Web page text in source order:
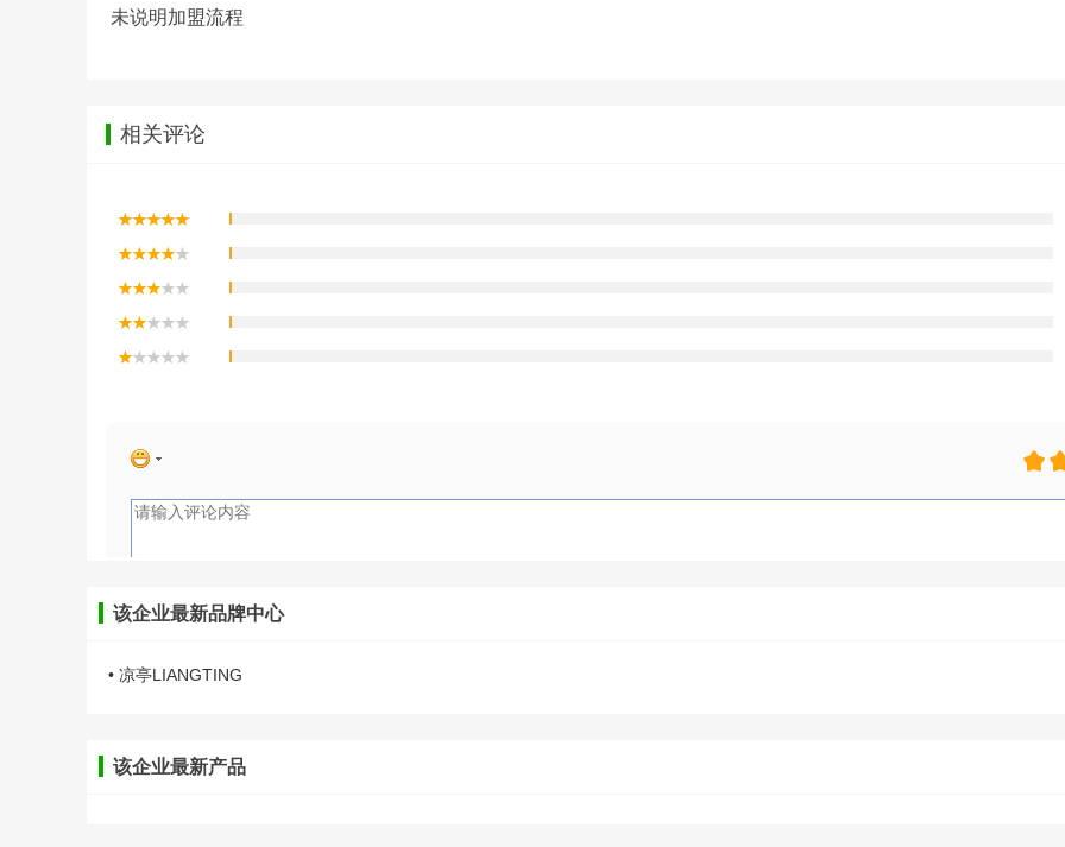
未说明加盟流程
相关评论
该企业最新品牌中心
• 凉亭LIANGTING
该企业最新产品